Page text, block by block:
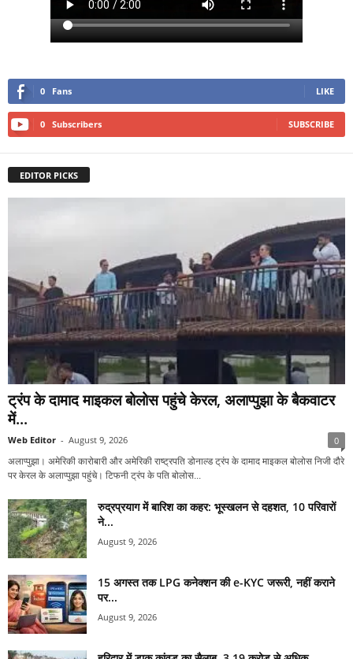
0 Fans LIKE
0 Subscribers SUBSCRIBE
EDITOR PICKS
ट्रंप के दामाद माइकल बोलोस पहुंचे केरल, अलाप्पुझा के बैकवाटर
में...
Web Editor - August 9, 2026 0
अलाप्पुझा। अमेरिकी कारोबारी और अमेरिकी राष्ट्रपति डोनाल्ड ट्रंप के दामाद माइकल बोलोस निजी दौरे
पर केरल के अलाप्पुझा पहुंचे। टिफनी ट्रंप के पति बोलोस...
रुद्रप्रयाग में बारिश का कहर: भूस्खलन से दहशत, 10 परिवारों
ने...
August 9, 2026
15 अगस्त तक LPG कनेक्शन की e-KYC जरूरी, नहीं कराने
पर...
August 9, 2026